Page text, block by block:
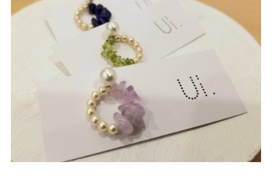
閉じる
Fashion & Life style floor
ファッション＆ライフスタイルフロア
営業時間 10:00 ~ 20:00
Service & Beauty & Restaurant